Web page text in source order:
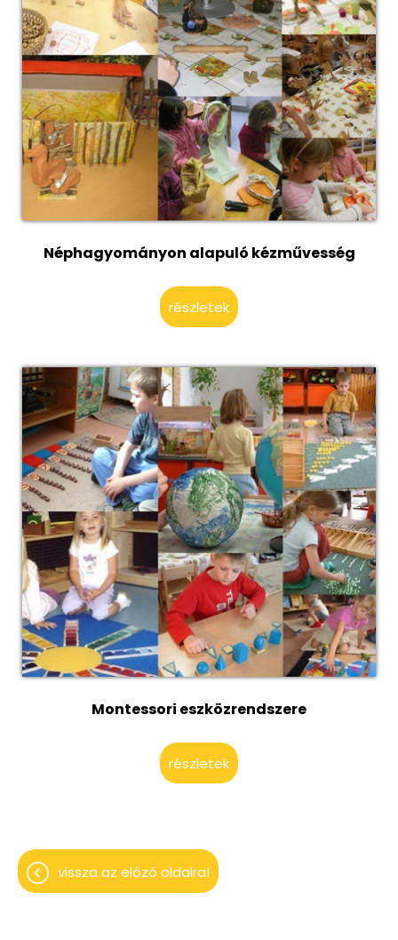
Néphagyományon alapuló kézművesség
részletek
Montessori eszközrendszere
részletek
vissza az előző oldalra!